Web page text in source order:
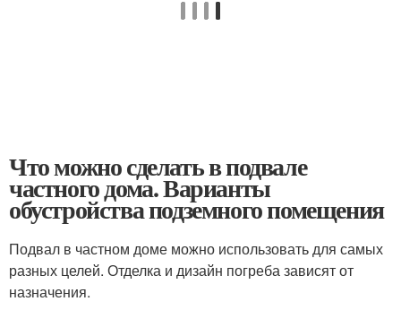
Что можно сделать в подвале
частного дома. Варианты
обустройства подземного помещения
Подвал в частном доме можно использовать для самых
разных целей. Отделка и дизайн погреба зависят от
назначения.